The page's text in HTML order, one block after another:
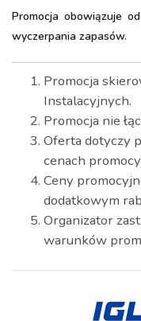
Promocja obowiązuje
wyczerpania zapasów.
Promocja
Instalacyjnych.
Promocja nie
Oferta dotyczy
cenach
Ceny
dodatkowym
Organizator
warunków